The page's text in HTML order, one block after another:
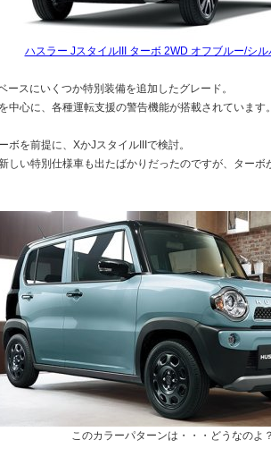
ハスラー JスタイルIII ターボ 2WD オフブルー/シル
ースにいくつか特別装備を追加したグレード。
中心に、各種運転支援の警告機能が搭載されています。
を前提に、XかJスタイルIIIで検討。
しい特別仕様車も出たばかりだったのですが、ター
このカラーパターンは・・・どうなのよ？